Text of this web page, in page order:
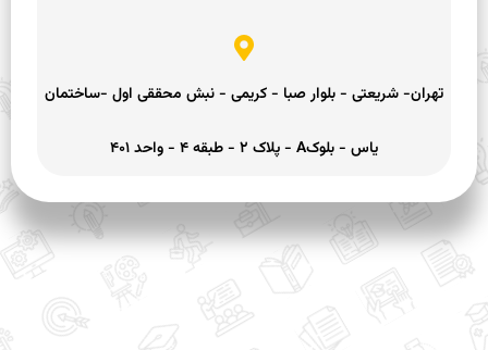
تهران- شریعتی - بلوار صبا - کریمی - نبش محققی اول -ساختمان
یاس - بلوکA - پلاک ۲ - طبقه ۴ - واحد ۴۰۱